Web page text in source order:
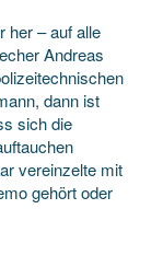
her – auf alle
Andreas
dann ist
sich die
vereinzelte mit
gehört oder